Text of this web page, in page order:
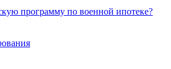
программу по военной ипотеке?